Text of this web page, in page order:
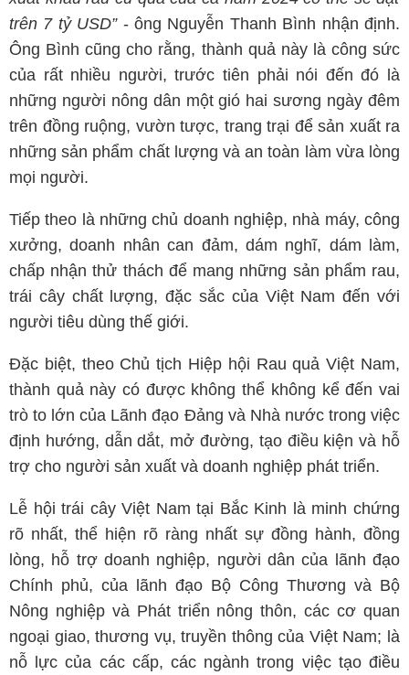
trên 7 tỷ USD”- ông Nguyễn Thanh Bình nhận định.
Ông Bình cũng cho rằng, thành quả này là công sức
của rất nhiều người, trước tiên phải nói đến đó là
những người nông dân một gió hai sương ngày đêm
trên đồng ruộng, vườn tược, trang trại để sản xuất ra
những sản phẩm chất lượng và an toàn làm vừa lòng
mọi người.
Tiếp theo là những chủ doanh nghiệp, nhà máy, công
xưởng, doanh nhân can đảm, dám nghĩ, dám làm,
chấp nhận thử thách để mang những sản phẩm rau,
trái cây chất lượng, đặc sắc của Việt Nam đến với
người tiêu dùng thế giới.
Đặc biệt, theo Chủ tịch Hiệp hội Rau quả Việt Nam,
thành quả này có được không thể không kể đến vai
trò to lớn của Lãnh đạo Đảng và Nhà nước trong việc
định hướng, dẫn dắt, mở đường, tạo điều kiện và hỗ
trợ cho người sản xuất và doanh nghiệp phát triển.
Lễ hội trái cây Việt Nam tại Bắc Kinh là minh chứng
rõ nhất, thể hiện rõ ràng nhất sự đồng hành, đồng
lòng, hỗ trợ doanh nghiệp, người dân của lãnh đạo
Chính phủ, của lãnh đạo Bộ Công Thương và Bộ
Nông nghiệp và Phát triển nông thôn, các cơ quan
ngoại giao, thương vụ, truyền thông của Việt Nam; là
nỗ lực của các cấp, các ngành trong việc tạo điều